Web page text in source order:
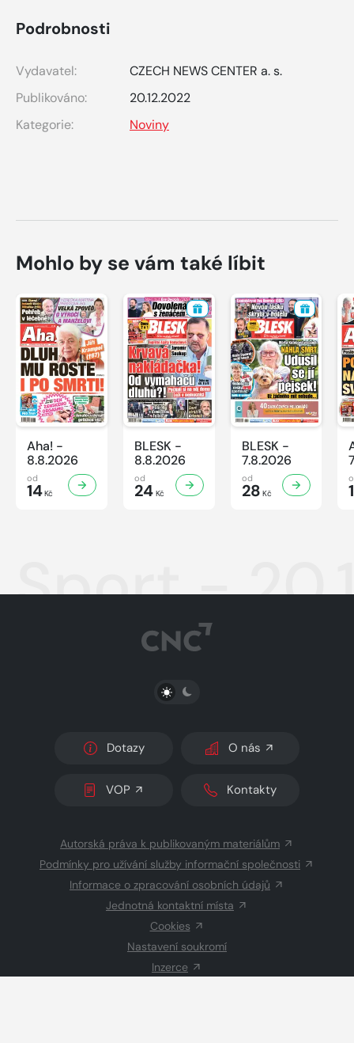
Podrobnosti
Vydavatel:
CZECH NEWS CENTER a. s.
Publikováno:
20.12.2022
Kategorie:
Noviny
Mohlo by se vám také líbit
Aha! -
8.8.2026
od
14Kč
BLESK -
8.8.2026
od
24Kč
BLESK -
7.8.2026
od
28 Kč
Sport -
PŘEPNOUT SVĚTLÝ/TMAVÝ REŽIM
Dotazy O nás
VOP Kontakty
Autorská práva k publikovaným materiálům
Podmínky pro užívání služby informační společnosti
Informace o zpracování osobních údajů
Jednotná kontaktní místa
Cookies
Nastavení soukromí
Inzerce